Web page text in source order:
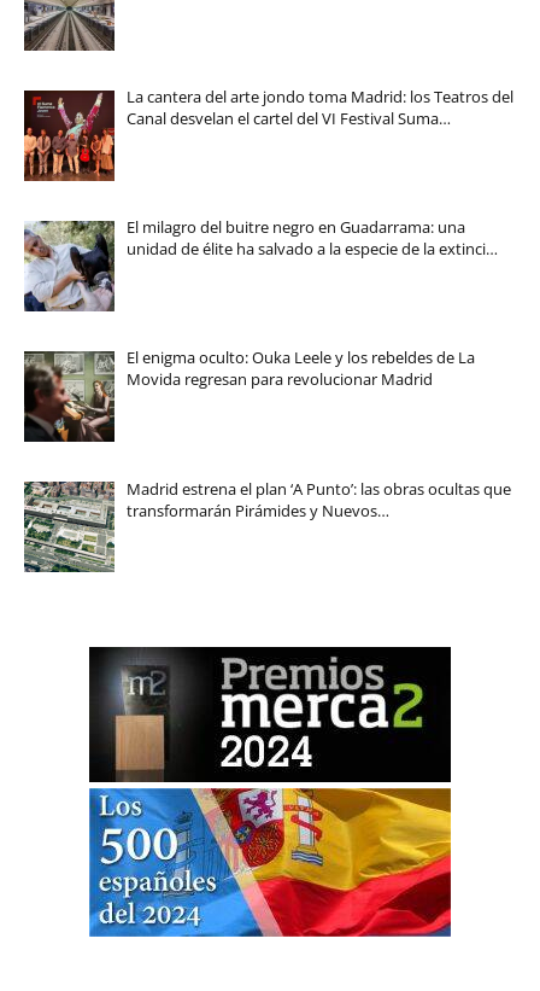
La cantera del arte jondo toma Madrid: los Teatros del
Canal desvelan el cartel del VI Festival Suma…
El milagro del buitre negro en Guadarrama: una
unidad de élite ha salvado a la especie de la extinci…
El enigma oculto: Ouka Leele y los rebeldes de La
Movida regresan para revolucionar Madrid
Madrid estrena el plan ‘A Punto’: las obras ocultas que
transformarán Pirámides y Nuevos…